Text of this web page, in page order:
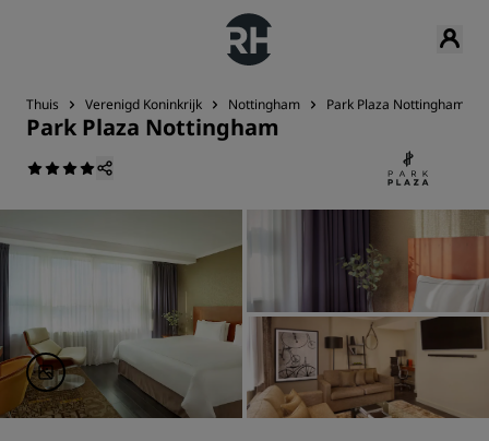
Thuis Verenigd Koninkrijk Nottingham Park Plaza Nottingham
Park Plaza Nottingham